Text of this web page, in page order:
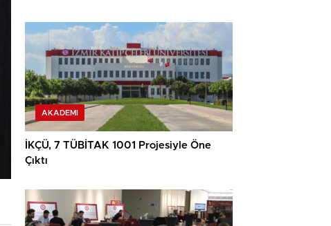
AKADEMI
İKÇÜ, 7 TÜBİTAK 1001 Projesiyle Öne
Çıktı